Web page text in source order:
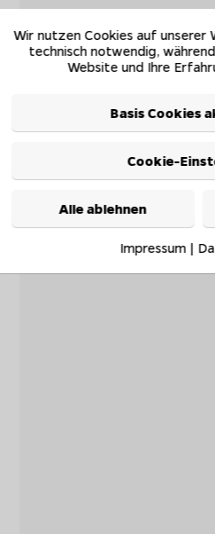
Wir nutzen Cookies auf unserer
technisch notwendig,
Website und Ihre
Basis Cookies
Cookie-
Alle ablehnen
Impressum|